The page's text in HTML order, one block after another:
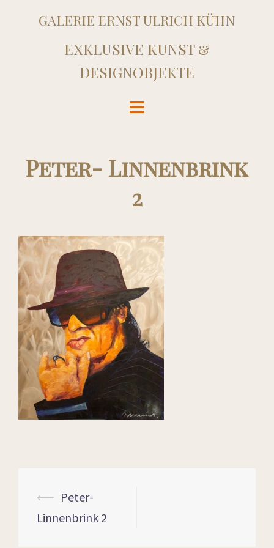
GALERIE ERNST ULRICH KÜHN
EXKLUSIVE KUNST &
DESIGNOBJEKTE
Peter- Linnenbrink
2
⟵ Peter-
Linnenbrink 2